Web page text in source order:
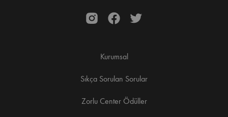
Kurumsal
Sıkça Sorulan Sorular
Zorlu Center Ödüller